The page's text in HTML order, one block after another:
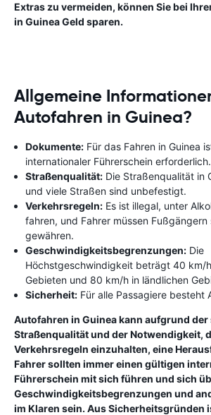
Extras zu vermeiden, können Sie bei
in Guinea Geld sparen.
Allgemeine
Autofahren in Guinea?
Dokumente: Für das Fahren in Guinea
internationaler Führerschein erforderlich.
Straßenqualität: Die Straßenqualität in
und viele Straßen sind unbefestigt.
Verkehrsregeln: Es ist illegal, unter
fahren, und Fahrer müssen
gewähren.
Geschwindigkeitsbegrenzungen: Die
Höchstgeschwindigkeit beträgt 40 km/
Gebieten und 80 km/h in ländlichen
Sicherheit: Für alle Passagiere besteht
Autofahren in Guinea kann aufgrund
Straßenqualität und der Notwendigkeit,
Verkehrsregeln einzuhalten, eine
Fahrer sollten immer einen gültigen
Führerschein mit sich führen und sich
Geschwindigkeitsbegrenzungen und
im Klaren sein. Aus Sicherheitsgründen